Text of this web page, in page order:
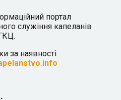
портал
служіння капеланів
за наявності